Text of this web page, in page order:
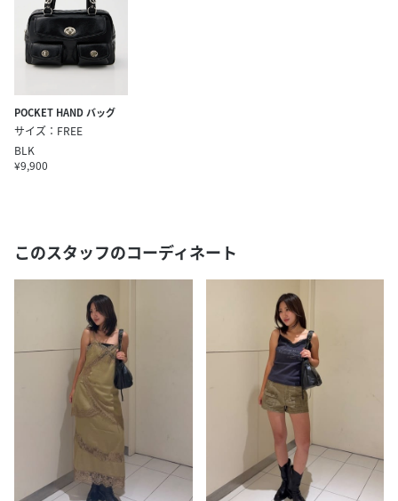
POCKET HAND バッグ
サイズ：FREE
BLK
¥9,900
このスタッフのコーディネート